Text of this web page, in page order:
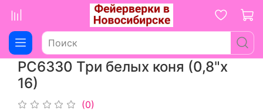
РС6330 Три белых коня (0,8"х
16)
(0)